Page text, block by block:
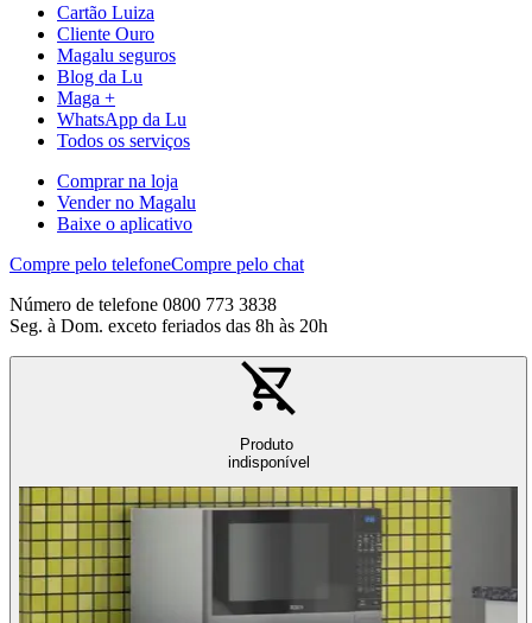
Cartão Luiza
Cliente Ouro
Magalu seguros
Blog da Lu
Maga +
WhatsApp da Lu
Todos os serviços
Comprar na loja
Vender no Magalu
Baixe o aplicativo
Compre pelo telefoneCompre pelo chat
Número de telefone 0800 773 3838
Seg. à Dom. exceto feriados das 8h às 20h
Produto
indisponível